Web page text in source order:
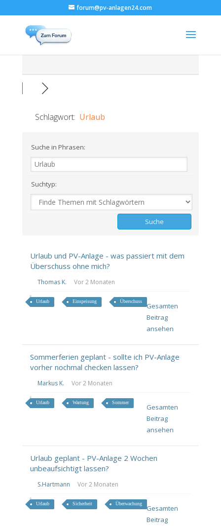
forum@pv-anlagen24.com
Schlagwort: Urlaub
Suche in Phrasen:
Suchtyp:
Urlaub und PV-Anlage - was passiert mit dem
Überschuss ohne mich?
Thomas K. Vor 2 Monaten
Urlaub Einspeisung Überschuss
Gesamten
Beitrag
ansehen
Sommerferien geplant - sollte ich PV-Anlage
vorher nochmal checken lassen?
Markus K. Vor 2 Monaten
Urlaub Wartung Sommer
Gesamten
Beitrag
ansehen
Urlaub geplant - PV-Anlage 2 Wochen
unbeaufsichtigt lassen?
S.Hartmann Vor 2 Monaten
Urlaub Sicherheit Überwachung
Gesamten
Beitrag